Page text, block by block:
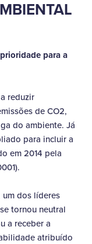
para a
reduzir
de CO2,
do ambiente. Já
para incluir a
em 2014 pela
um dos líderes
tornou neutral
a receber a
atribuído